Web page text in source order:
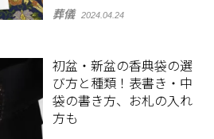
葬儀 2024.04.24
初盆・新盆の香典袋の選
び方と種類！表書き・中
袋の書き方、お札の入れ
方も